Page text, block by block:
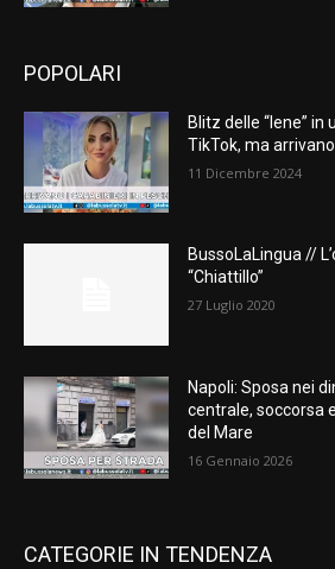
POPOLARI
Blitz delle “Iene”
TikTok, ma
11 Dicembre 2024
BussoLaLingua //
“Chiattillo”
27 Luglio 2020
Napoli: Sposa nei
centrale, soccorsa
del Mare
16 Gennaio 2026
CATEGORIE IN TENDENZA